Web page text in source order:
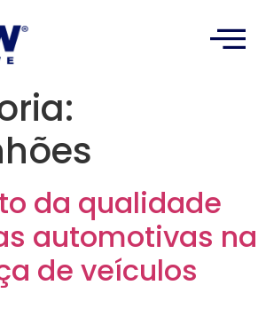
da qualidade
automotivas na
de veículos